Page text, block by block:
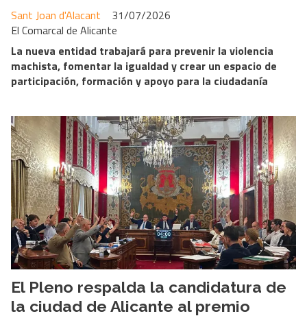
El Comarcal de Alicante
Sant Joan d'Alacant 31/07/2026
La nueva entidad trabajará para prevenir la violencia
machista, fomentar la igualdad y crear un espacio de
participación, formación y apoyo para la ciudadanía
El Pleno respalda la candidatura de
la ciudad de Alicante al premio